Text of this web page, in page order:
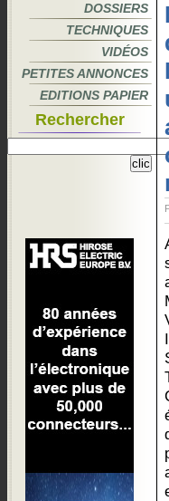
DOSSIERS
TECHNIQUES
VIDÉOS
PETITES ANNONCES
EDITIONS PAPIER
Rechercher